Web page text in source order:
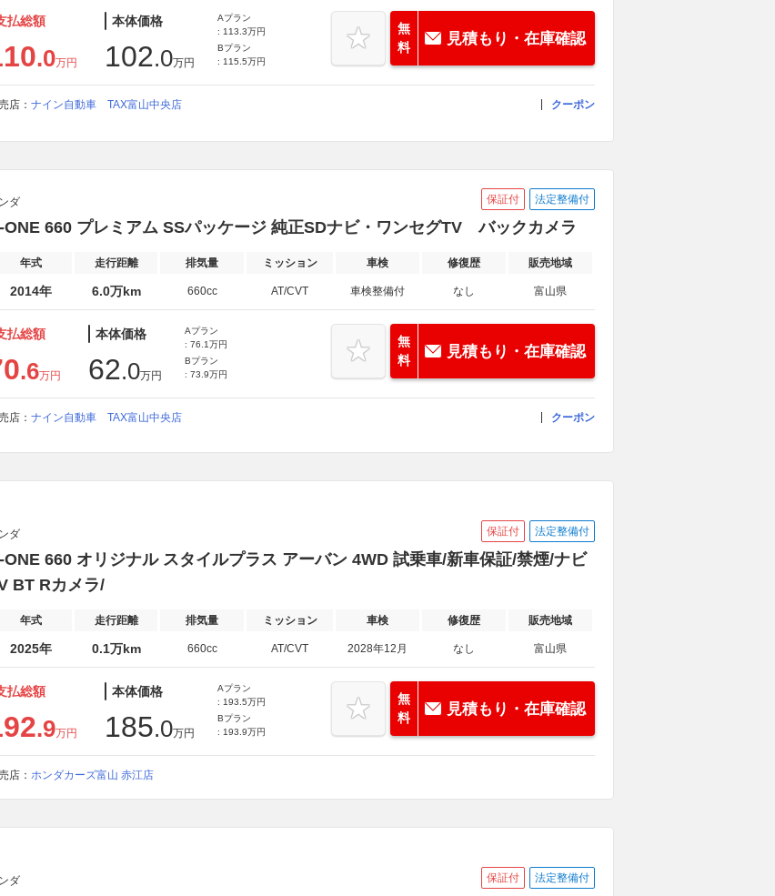
払総額
.0万円
本体価格
102.0万円
Aプラン
: 113.3万円
Bプラン
: 115.5万円
無
料
見積もり・在庫確認
店： ナイン自動車 TAX富山中央店 クーポン
ダ 保証付 法定整備付
ONE 660 プレミアム SSパッケージ 純正SDナビ・ワンセグTV バックカメラ
年式 走行距離 排気量 ミッション 車検 修復歴 販売地域
2014年 6.0万km 660cc AT/CVT 車検整備付 なし 富山県
払総額
.6万円
本体価格
62.0万円
Aプラン
: 76.1万円
Bプラン
: 73.9万円
無
料
見積もり・在庫確認
店： ナイン自動車 TAX富山中央店 クーポン
ダ 保証付 法定整備付
ONE 660 オリジナル スタイルプラス アーバン 4WD 試乗車/新車保証/禁煙/ナビ
BT Rカメラ/
年式 走行距離 排気量 ミッション 車検 修復歴 販売地域
2025年 0.1万km 660cc AT/CVT 2028年12月 なし 富山県
払総額
.9万円
本体価格
185.0万円
Aプラン
: 193.5万円
Bプラン
: 193.9万円
無
料
見積もり・在庫確認
店： ホンダカーズ富山 赤江店
ダ 保証付 法定整備付